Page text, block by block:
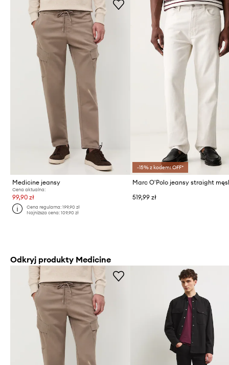
Medicine jeansy
Cena aktualna:
99,90 zł
Cena regularna:199,90 zł
Najniższa cena:109,90 zł
-15% z kodem: OFF*
Marc O'Polo jeansy straight
519,99 zł
Odkryj produkty Medicine